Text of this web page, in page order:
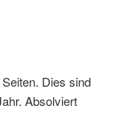
Dies sind
Absolviert